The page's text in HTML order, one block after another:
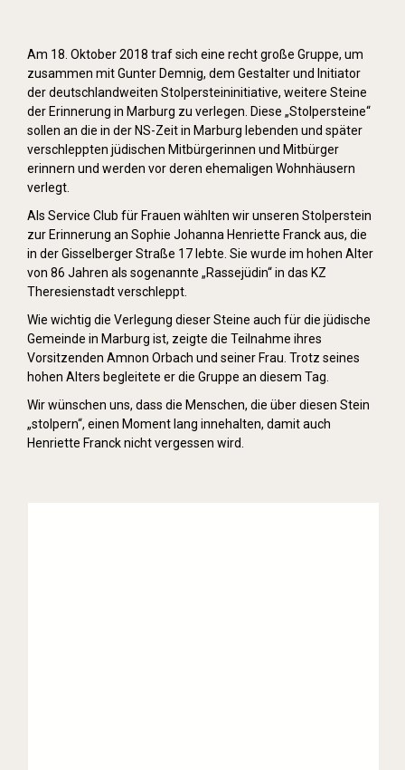
Am 18. Oktober 2018 traf sich eine recht große Gruppe, um
zusammen mit Gunter Demnig, dem Gestalter und Initiator
der deutschlandweiten Stolpersteininitiative, weitere Steine
der Erinnerung in Marburg zu verlegen. Diese „Stolpersteine“
sollen an die in der NS-Zeit in Marburg lebenden und später
verschleppten jüdischen Mitbürgerinnen und Mitbürger
erinnern und werden vor deren ehemaligen Wohnhäusern
verlegt.
Als Service Club für Frauen wählten wir unseren Stolperstein
zur Erinnerung an Sophie Johanna Henriette Franck aus, die
in der Gisselberger Straße 17 lebte. Sie wurde im hohen Alter
von 86 Jahren als sogenannte „Rassejüdin“ in das KZ
Theresienstadt verschleppt.
Wie wichtig die Verlegung dieser Steine auch für die jüdische
Gemeinde in Marburg ist, zeigte die Teilnahme ihres
Vorsitzenden Amnon Orbach und seiner Frau. Trotz seines
hohen Alters begleitete er die Gruppe an diesem Tag.
Wir wünschen uns, dass die Menschen, die über diesen Stein
„stolpern“, einen Moment lang innehalten, damit auch
Henriette Franck nicht vergessen wird.